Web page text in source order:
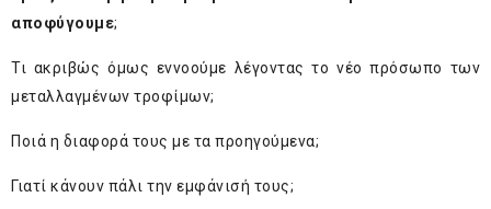
αποφύγουμε;
Τι ακριβώς όμως εννοούμε λέγοντας το νέο πρόσωπο των
μεταλλαγμένων τροφίμων;
Ποιά η διαφορά τους με τα προηγούμενα;
Γιατί κάνουν πάλι την εμφάνισή τους;